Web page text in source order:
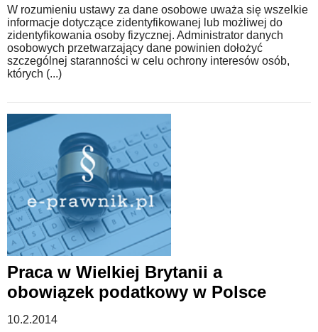
W rozumieniu ustawy za dane osobowe uważa się wszelkie
informacje dotyczące zidentyfikowanej lub możliwej do
zidentyfikowania osoby fizycznej. Administrator danych
osobowych przetwarzający dane powinien dołożyć
szczególnej staranności w celu ochrony interesów osób,
których (...)
Praca w Wielkiej Brytanii a
obowiązek podatkowy w Polsce
10.2.2014